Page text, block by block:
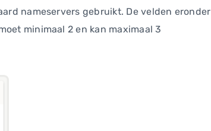
nameservers gebruikt. De velden eronder
minimaal 2 en kan maximaal 3